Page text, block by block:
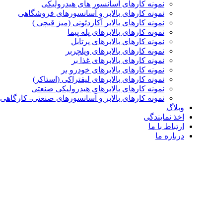
نمونه کارهای آسانسور های هیدرولیکی
نمونه کارهای بالابر و آسانسورهای فروشگاهی
نمونه کارهای بالابر آکاردئونی (میز قیچی )
نمونه کارهای بالابرهای پله پیما
نمونه کارهای بالابرهای پرتابل
نمونه کارهای بالابرهای ویلچربر
نمونه کارهای بالابرهای غذا بر
نمونه کارهای بالابرهای خودرو بر
نمونه کارهای بالابرهای لیفتراکی (استاکر)
نمونه کارهای بالابرهای هیدرولیکی صنعتی
نمونه کارهای بالابر و آسانسورهای صنعتی- کارگاهی
وبلاگ
اخذ نمایندگی
ارتباط با ما
درباره ما